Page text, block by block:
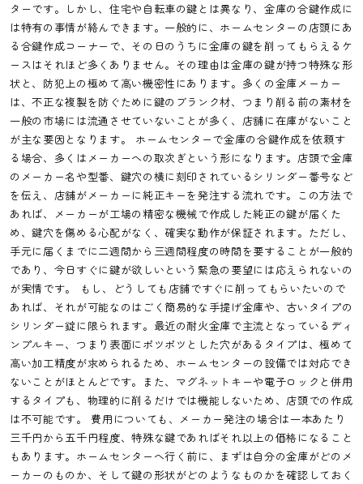
ターです。しかし、住宅や自転車の鍵とは異なり、金庫の合鍵作成に
は特有の事情が絡んできます。一般的に、ホームセンターの店頭にあ
る合鍵作成コーナーで、その日のうちに金庫の鍵を削ってもらえるケ
ースはそれほど多くありません。その理由は金庫の鍵が持つ特殊な形
状と、防犯上の極めて高い機密性にあります。多くの金庫メーカー
は、不正な複製を防ぐために鍵のブランク材、つまり削る前の素材を
一般の市場には流通させていないことが多く、店舗に在庫がないこと
が主な要因となります。 ホームセンターで金庫の合鍵作成を依頼す
る場合、多くはメーカーへの取次ぎという形になります。店頭で金庫
のメーカー名や型番、鍵穴の横に刻印されているシリンダー番号など
を伝え、店舗がメーカーに純正キーを発注する流れです。この方法で
あれば、メーカーが工場の精密な機械で作成した純正の鍵が届くた
め、鍵穴を傷める心配がなく、確実な動作が保証されます。ただし、
手元に届くまでに二週間から三週間程度の時間を要することが一般的
であり、今日すぐに鍵が欲しいという緊急の要望には応えられないの
が実情です。 もし、どうしても店舗ですぐに削ってもらいたいので
あれば、それが可能なのはごく簡易的な手提げ金庫や、古いタイプの
シリンダー錠に限られます。最近の耐火金庫で主流となっているディ
ンプルキー、つまり表面にポツポツとした穴があるタイプは、極めて
高い加工精度が求められるため、ホームセンターの設備では対応でき
ないことがほとんどです。また、マグネットキーや電子ロックと併用
するタイプも、物理的に削るだけでは機能しないため、店頭での作成
は不可能です。 費用についても、メーカー発注の場合は一本あたり
三千円から五千円程度、特殊な鍵であればそれ以上の価格になること
もあります。ホームセンターへ行く前に、まずは自分の金庫がどのメ
ーカーのものか、そして鍵の形状がどのようなものかを確認しておく